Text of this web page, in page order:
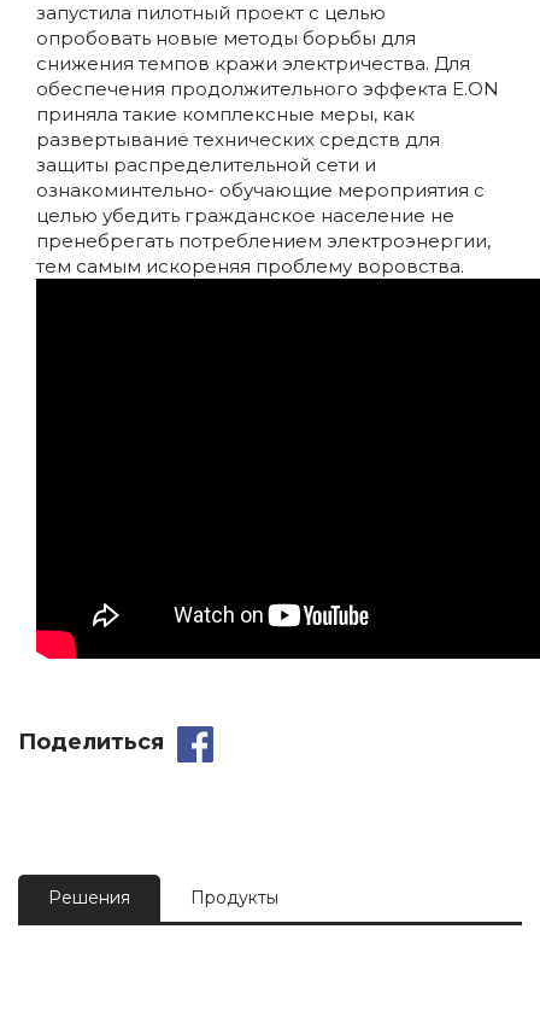
запустила пилотный проект с целью
опробовать новые методы борьбы для
снижения темпов кражи электричества. Для
обеспечения продолжительного эффекта E.ON
приняла такие комплексные меры, как
развертывание технических средств для
защиты распределительной сети и
ознакоминтельно- обучающие мероприятия с
целью убедить гражданское население не
пренебрегать потреблением электроэнергии,
тем самым искореняя проблему воровства.
Поделиться
Решения Продукты